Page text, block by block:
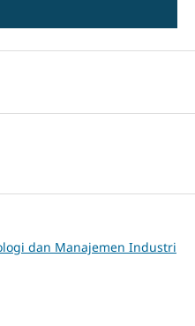
dan Manajemen Industri